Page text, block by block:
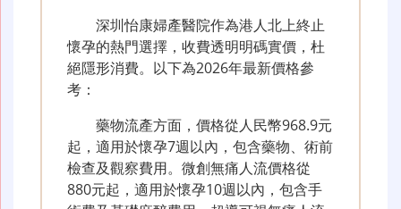
深圳怡康婦產醫院作為港人北上終止
懷孕的熱門選擇，收費透明明碼實價，杜
絕隱形消費。以下為2026年最新價格參
考：
藥物流產方面，價格從人民幣968.9元
起，適用於懷孕7週以內，包含藥物、術前
檢查及觀察費用。微創無痛人流價格從
880元起，適用於懷孕10週以內，包含手